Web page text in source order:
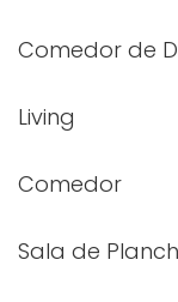
Comedor de
Living
Comedor
Sala de